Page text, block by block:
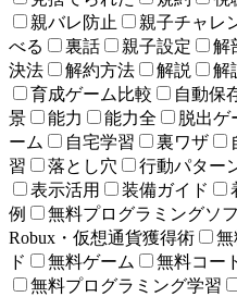
親バレ防止
親子チャレ
べる
裏話 親子設定 解
決法
解約方法 解説 解
育成ゲーム比較
自動保
景
能力 能力全 脱出ゲ
ーム
自宅学習 裏ワザ
習
落とし穴 行動パター
表示活用
装備ガイド
例
無料プログラミングソ
Robux・仮想通貨獲得術
無
ド
無料ゲーム 無料コー
無料プログラミング学習